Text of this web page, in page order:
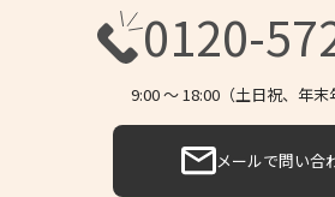
0120-
9:00 〜 18:00（土日祝、年末
メールで問い合